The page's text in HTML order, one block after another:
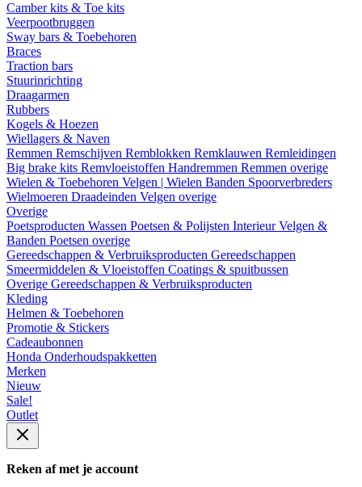
Camber kits & Toe kits
Veerpootbruggen
Sway bars & Toebehoren
Braces
Traction bars
Stuurinrichting
Draagarmen
Rubbers
Kogels & Hoezen
Wiellagers & Naven
Remmen Remschijven Remblokken Remklauwen Remleidingen
Big brake kits Remvloeistoffen Handremmen Remmen overige
Wielen & Toebehoren Velgen | Wielen Banden Spoorverbreders
Wielmoeren Draadeinden Velgen overige
Overige
Poetsproducten Wassen Poetsen & Polijsten InterieurVelgen &
Banden Poetsen overige
Gereedschappen & Verbruiksproducten Gereedschappen
Smeermiddelen & Vloeistoffen Coatings & spuitbussen
Overige Gereedschappen & Verbruiksproducten
Kleding
Helmen & Toebehoren
Promotie & Stickers
Cadeaubonnen
Honda Onderhoudspakketten
Merken
Nieuw
Sale!
Outlet
Reken af met je account